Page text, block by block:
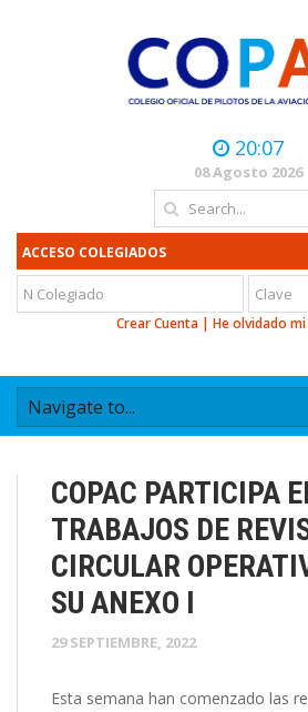
20:07
08 Agosto 2026
ACCESO COLEGIADOS
Crear Cuenta| He olvidado
COPAC PARTICIPA
TRABAJOS DE
CIRCULAR
SU ANEXO I
29 SEPTIEMBRE, 2022
Esta semana han comenzado las